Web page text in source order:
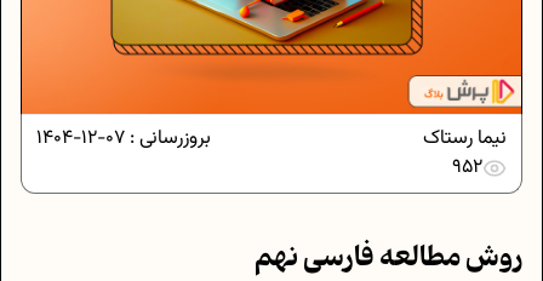
بروزرسانی : 07-12-1404
نیما رستاک
952
روش مطالعه فارسی نهم